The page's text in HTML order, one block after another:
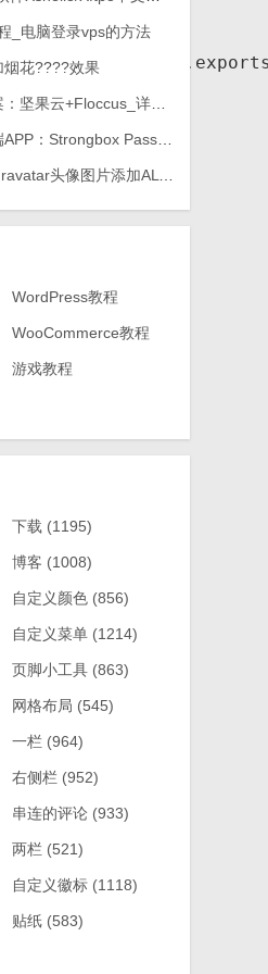
_电脑登录vps的方法
花????效果
不同浏览器书签同步方案：坚果云+Floccus_详细使用教程
iOS端KeePassXC客户端APP：Strongbox Password Safe
WordPress教程
WooCommerce教程
游戏教程
下载 (1195)
博客 (1008)
自定义颜色 (856)
自定义菜单 (1214)
页脚小工具 (863)
网格布局 (545)
一栏 (964)
右侧栏 (952)
串连的评论 (933)
两栏 (521)
自定义徽标 (1118)
贴纸 (583)